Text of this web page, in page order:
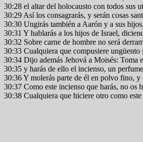
30:28 el altar del holocausto con todos sus
30:29 Así los consagrarás, y serán cosas
30:30 Ungirás también a Aarón y a sus
30:31 Y hablarás a los hijos de Israel,
30:32 Sobre carne de hombre no será
30:33 Cualquiera que compusiere ungüento
30:34 Dijo además Jehová a Moisés: Toma
30:35 y harás de ello el incienso, un
30:36 Y molerás parte de él en polvo fino, y
30:37 Como este incienso que harás, no os
30:38 Cualquiera que hiciere otro como